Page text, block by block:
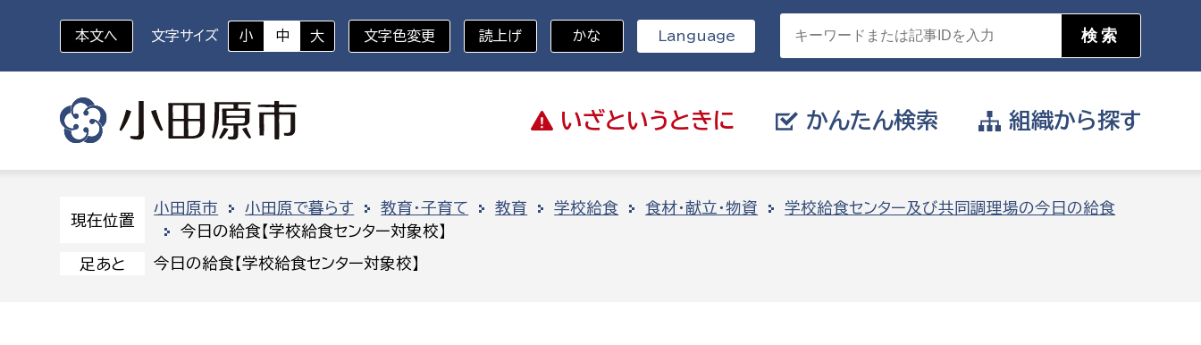
いざと いうときに
いざというときに
休日救急外来 防災・ハザードマップ
かんたん検索
対象者を選択
新生児・乳幼児
分野を選択 目的を選択
組織から探す
組織から探す
本文へ 文字サイズ 小 中 大 文字色変更 読上げ かな Language
現在位置
小田原市 小田原で暮らす 教育・子育て 教育 学校給食 食材・献立・物資
学校給食センター及び共同調理場の今日の給食
今日の給食【学校給食センター対象校】
足あと 今日の給食【学校給食センター対象校】